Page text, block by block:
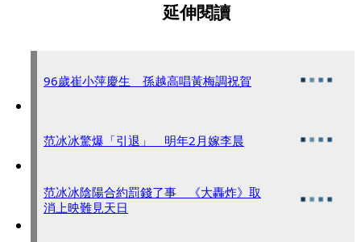
延伸閱讀
96歲崔小萍慶生 孫越高唱黃梅調祝賀
范冰冰驚爆「引退」 明年2月嫁李晨
范冰冰陰陽合約罰錢了事 《大轟炸》取
消上映難見天日